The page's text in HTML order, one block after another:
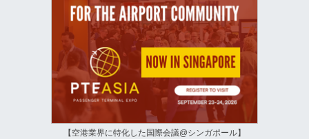
【空港業界に特化した国際会議@シンガポール】